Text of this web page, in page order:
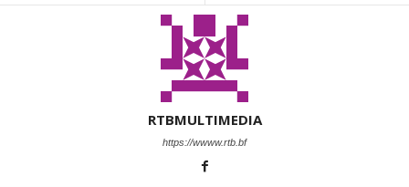
RTBMULTIMEDIA
https://wwww.rtb.bf